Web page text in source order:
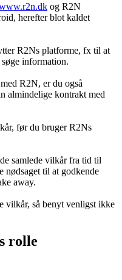
og R2N
herefter blot kaldet
R2Ns platforme, fx til at
information.
R2N, er du også
almindelige kontrakt med
før du bruger R2Ns
samlede vilkår fra tid til
nødsaget til at godkende
away.
vilkår, så benyt venligst ikke
rolle